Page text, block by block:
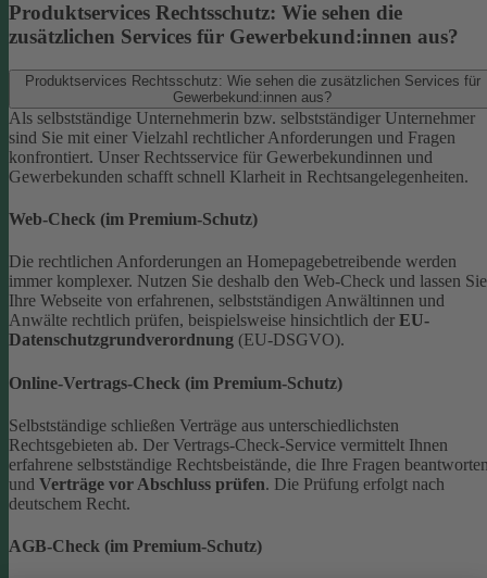
Produktservices Rechtsschutz: Wie sehen die
zusätzlichen Services für Gewerbekund:innen aus?
Produktservices Rechtsschutz: Wie sehen die zusätzlichen Services für
Gewerbekund:innen aus?
Als selbstständige Unternehmerin bzw. selbstständiger Unternehmer
sind Sie mit einer Vielzahl rechtlicher Anforderungen und Fragen
konfrontiert. Unser Rechtsservice für Gewerbekundinnen und
Gewerbekunden schafft schnell Klarheit in Rechtsangelegenheiten.
Web-Check (im Premium-Schutz)
Die rechtlichen Anforderungen an Homepagebetreibende werden
immer komplexer. Nutzen Sie deshalb den Web-Check und lassen Sie
Ihre Webseite von erfahrenen, selbstständigen Anwältinnen und
Anwälte rechtlich prüfen, beispielsweise hinsichtlich der EU-
Datenschutzgrundverordnung (EU-DSGVO).
Online-Vertrags-Check (im Premium-Schutz)
Selbstständige schließen Verträge aus unterschiedlichsten
Rechtsgebieten ab. Der Vertrags-Check-Service vermittelt Ihnen
erfahrene selbstständige Rechtsbeistände, die Ihre Fragen
und Verträge vor Abschluss prüfen. Die Prüfung erfolgt nach
deutschem Recht.
AGB-Check (im Premium-Schutz)